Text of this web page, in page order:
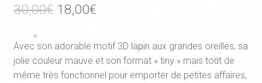
30,00€ Le
initial
était :
18,00€Le
actuel
est :
Avec son adorable motif 3D lapin aux grandes oreilles, sa
jolie couleur mauve et son format « tiny » mais tout de
même très fonctionnel pour emporter de petites affaires,